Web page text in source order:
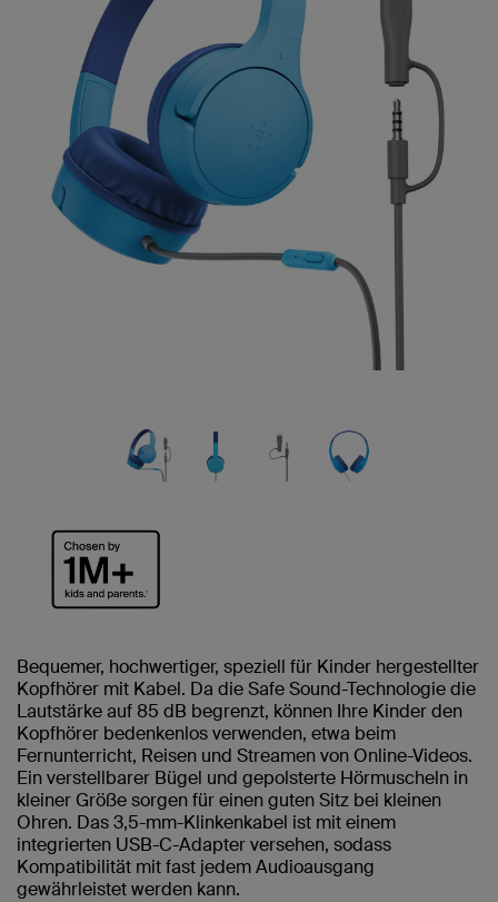
Bequemer, hochwertiger, speziell für Kinder hergestellter
Kopfhörer mit Kabel. Da die Safe Sound-Technologie die
Lautstärke auf 85 dB begrenzt, können Ihre Kinder den
Kopfhörer bedenkenlos verwenden, etwa beim
Fernunterricht, Reisen und Streamen von Online-Videos.
Ein verstellbarer Bügel und gepolsterte Hörmuscheln in
kleiner Größe sorgen für einen guten Sitz bei kleinen
Ohren. Das 3,5-mm-Klinkenkabel ist mit einem
integrierten USB-C-Adapter versehen, sodass
Kompatibilität mit fast jedem Audioausgang
gewährleistet werden kann.